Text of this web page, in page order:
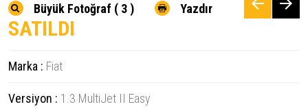
Büyük Fotoğraf ( 3 ) Yazdır
SATILDI
Marka : Fiat
Versiyon : 1.3 MultiJet II Easy